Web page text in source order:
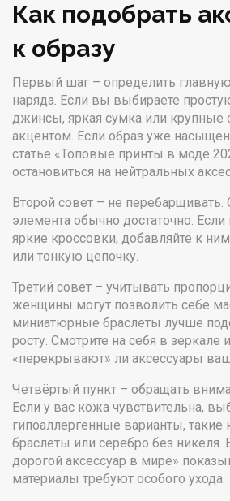
Как подобрать
к образу
Первый шаг – определить
наряда. Если вы выбираете
джинсы, яркая сумка или крупные
акцентом. Если образ уже
статье «Топовые принты в моде
остановиться на нейтральных
Второй совет – не перебарщивать.
элемента обычно достаточно.
яркие кроссовки, добавляйте к
или тонкую цепочку.
Третий совет – учитывать
женщины могут позволить себе
миниатюрные браслеты лучше
росту. Смотрите на себя в зеркале
«перекрывают» ли аксессуары ваш
Четвёртый пункт – обращать
Если у вас кожа чувствительна,
гипоаллергенные варианты, такие
браслеты или серебро без никеля.
дорогой аксессуар в мире»
материалы требуют особого ухода.